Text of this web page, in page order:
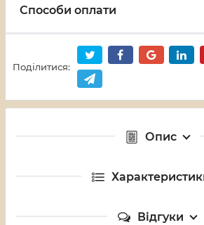
Способи оплати
Поділитися:
Опис
Відгуки